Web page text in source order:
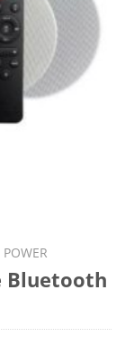
Bluetooth